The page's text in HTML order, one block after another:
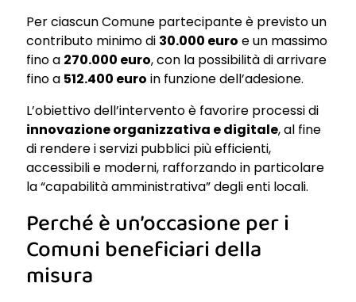
Per ciascun Comune partecipante è previsto un
contributo minimo di 30.000 euro e un massimo
fino a 270.000 euro, con la possibilità di arrivare
fino a 512.400 euro in funzione dell’adesione.
L’obiettivo dell’intervento è favorire processi di
innovazione organizzativa e digitale, al fine
di rendere i servizi pubblici più efficienti,
accessibili e moderni, rafforzando in particolare
la “capabilità amministrativa” degli enti locali.
Perché è un’occasione per i
Comuni beneficiari della
misura